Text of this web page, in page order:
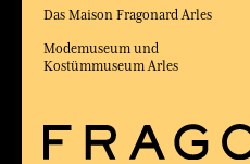
Das Maison Fragonard Arles
Modemuseum und
Kostümmuseum Arles